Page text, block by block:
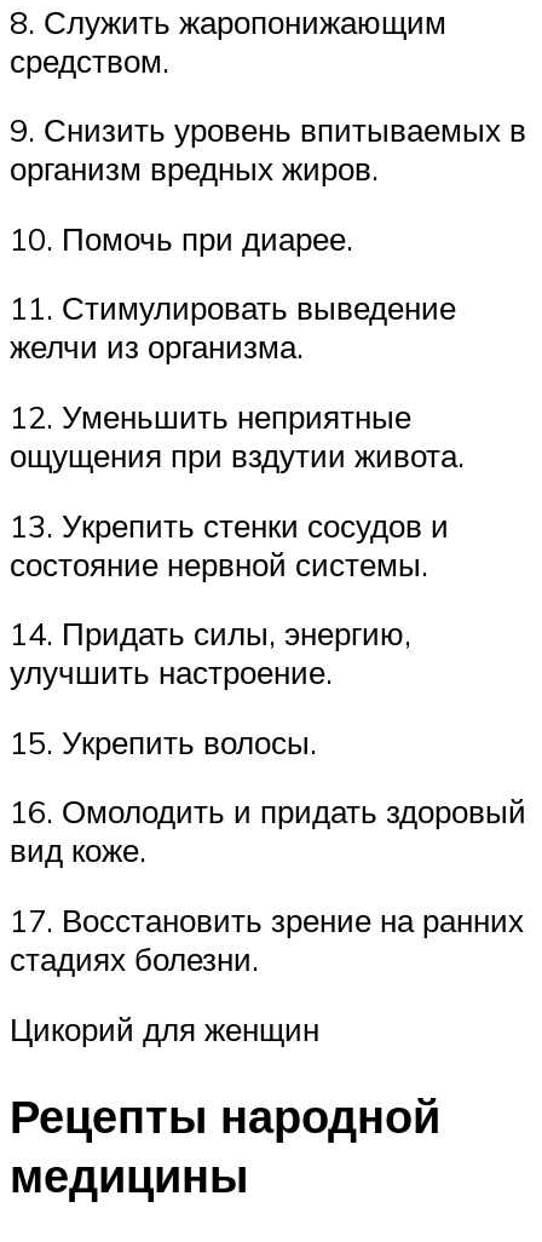
8. Служить жаропонижающим
средством.
9. Снизить уровень впитываемых в
организм вредных жиров.
10. Помочь при диарее.
11. Стимулировать выведение
желчи из организма.
12. Уменьшить неприятные
ощущения при вздутии живота.
13. Укрепить стенки сосудов и
состояние нервной системы.
14. Придать силы, энергию,
улучшить настроение.
15. Укрепить волосы.
16. Омолодить и придать здоровый
вид коже.
17. Восстановить зрение на ранних
стадиях болезни.
Цикорий для женщин
Рецепты народной
медицины